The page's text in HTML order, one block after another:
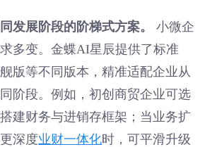
发展阶段的阶梯式方案。小微企
多变。金蝶AI星辰提供了标准
版等不同版本，精准适配企业从
阶段。例如，初创商贸企业可选
建财务与进销存框架；当业务扩
深度业财一体化时，可平滑升级